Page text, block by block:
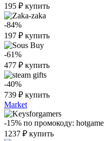
195 ₽ купить
-84%
197 ₽ купить
-61%
477 ₽ купить
-40%
739 ₽ купить
Market
-15% по промокоду: hotgame
1237 ₽ купить